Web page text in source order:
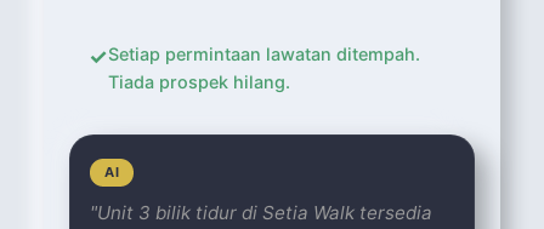
✓Setiap permintaan lawatan ditempah.
Tiada prospek hilang.
AI
"Unit 3 bilik tidur di Setia Walk tersedia